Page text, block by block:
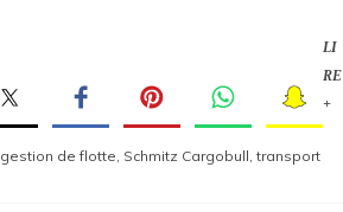
LI
RE
+
gestion de flotte Schmitz Cargobull ,transport